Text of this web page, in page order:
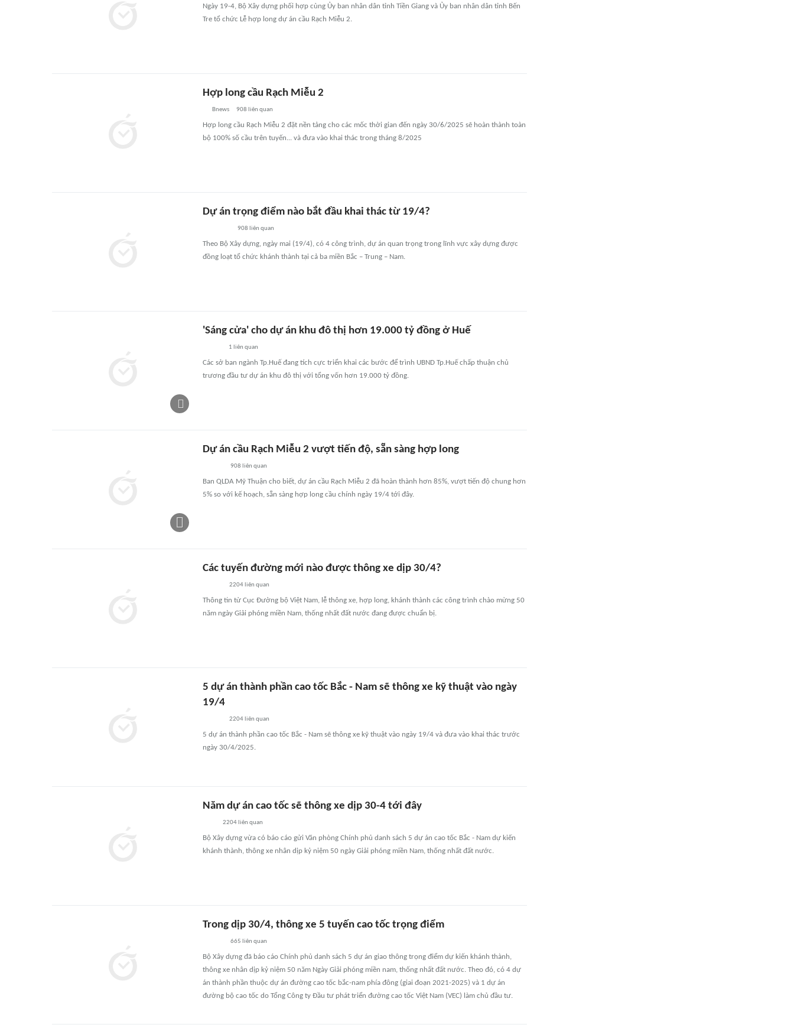
Ngày 19-4, Bộ Xây dựng phối hợp cùng Ủy ban nhân dân tỉnh Tiền Giang và Ủy ban nhân dân tỉnh Bến
Tre tổ chức Lễ hợp long dự án cầu Rạch Miễu 2.
Hợp long cầu Rạch Miễu 2
Bnews 908 liên quan
Hợp long cầu Rạch Miễu 2 đặt nền tảng cho các mốc thời gian đến ngày 30/6/2025 sẽ hoàn thành toàn
bộ 100% số cầu trên tuyến... và đưa vào khai thác trong tháng 8/2025
Dự án trọng điểm nào bắt đầu khai thác từ 19/4?
908 liên quan
Theo Bộ Xây dựng, ngày mai (19/4), có 4 công trình, dự án quan trọng trong lĩnh vực xây dựng được
đồng loạt tổ chức khánh thành tại cả ba miền Bắc – Trung – Nam.
'Sáng cửa' cho dự án khu đô thị hơn 19.000 tỷ đồng ở Huế
1 liên quan
Các sở ban ngành Tp.Huế đang tích cực triển khai các bước để trình UBND Tp.Huế chấp thuận chủ
trương đầu tư dự án khu đô thị với tổng vốn hơn 19.000 tỷ đồng.
Dự án cầu Rạch Miễu 2 vượt tiến độ, sẵn sàng hợp long
908 liên quan
Ban QLDA Mỹ Thuận cho biết, dự án cầu Rạch Miễu 2 đã hoàn thành hơn 85%, vượt tiến độ chung hơn
5% so với kế hoạch, sẵn sàng hợp long cầu chính ngày 19/4 tới đây.
Các tuyến đường mới nào được thông xe dịp 30/4?
2204liên quan
Thông tin từ Cục Đường bộ Việt Nam, lễ thông xe, hợp long, khánh thành các công trình chào mừng 50
năm ngày Giải phóng miền Nam, thống nhất đất nước đang được chuẩn bị.
5 dự án thành phần cao tốc Bắc - Nam sẽ thông xe kỹ thuật vào ngày
19/4
2204liên quan
5 dự án thành phần cao tốc Bắc - Nam sẽ thông xe kỹ thuật vào ngày 19/4 và đưa vào khai thác trước
ngày 30/4/2025.
Năm dự án cao tốc sẽ thông xe dịp 30-4 tới đây
2204liên quan
Bộ Xây dựng vừa có báo cáo gửi Văn phòng Chính phủ danh sách 5 dự án cao tốc Bắc - Nam dự kiến
khánh thành, thông xe nhân dịp kỷ niệm 50 ngày Giải phóng miền Nam, thống nhất đất nước.
Trong dịp 30/4, thông xe 5 tuyến cao tốc trọng điểm
665 liên quan
Bộ Xây dựng đã báo cáo Chính phủ danh sách 5 dự án giao thông trọng điểm dự kiến khánh thành,
thông xe nhân dịp kỷ niệm 50 năm Ngày Giải phóng miền nam, thống nhất đất nước. Theo đó, có 4 dự
án thành phần thuộc dự án đường cao tốc bắc-nam phía đông (giai đoạn 2021-2025) và 1 dự án
đường bộ cao tốc do Tổng Công ty Đầu tư phát triển đường cao tốc Việt Nam (VEC) làm chủ đầu tư.